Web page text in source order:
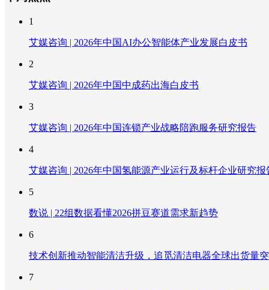
1
艾媒咨询 | 2026年中国AI办公智能体产业发展白皮书
2
艾媒咨询 | 2026年中国中成药出海白皮书
3
艾媒咨询 | 2026年中国连锁产业战略陪跑服务研究报告
4
艾媒咨询 | 2026年中国氢能源产业运行及标杆企业研究报
5
数说 | 22组数据看懂2026拼豆赛道需求新趋势
6
技术创新推动智能清洁升级，追觅清洁电器全球出货量
7